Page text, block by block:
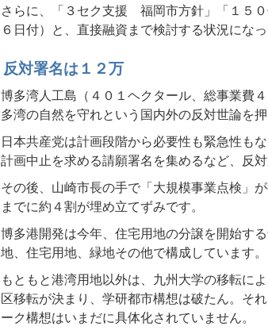
さらに、「３セク支援 福岡市方針」「１５
６日付）と、直接融資まで検討する状況になっ
反対署名は１２万
博多湾人工島（４０１ヘクタール、総事業費
多湾の自然を守れという国内外の反対世論を
日本共産党は計画段階から必要性も緊急性も
計画中止を求める請願署名を集めるなど、反
その後、山崎市長の手で「大規模事業点検」
までに約４割が埋め立てずみです。
博多港開発は今年、住宅用地の分譲を開始す
地、住宅用地、緑地その他で構成しています。
もともと港湾用地以外は、九州大学の移転に
区移転が決まり、学研都市構想は破たん。そ
ーク構想はいまだに具体化されていません。